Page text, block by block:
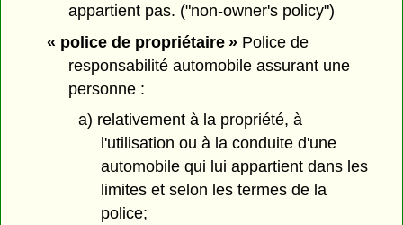
appartient pas. ("non-owner's policy")
« police de propriétaire »Police de
responsabilité automobile assurant une
personne :
a) relativement à la propriété, à
l'utilisation ou à la conduite d'une
automobile qui lui appartient dans les
limites et selon les termes de la
police;